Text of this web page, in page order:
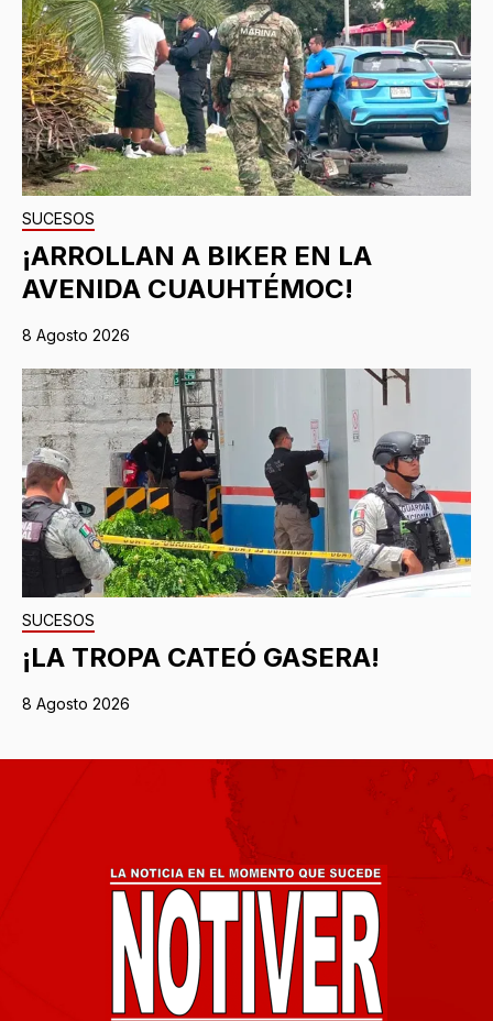
SUCESOS
¡ARROLLAN A BIKER EN LA
AVENIDA CUAUHTÉMOC!
8 Agosto 2026
SUCESOS
¡LA TROPA CATEÓ GASERA!
8 Agosto 2026